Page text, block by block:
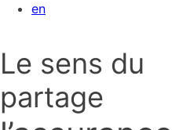
en
Le sens du
partage